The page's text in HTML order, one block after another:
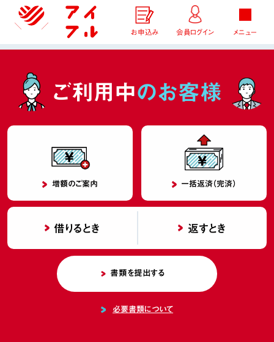
お申込み 会員ログイン メニュー
ご利用中のお客様
増額のご案内 一括返済（完済）
借りるとき 返すとき
書類を提出する
必要書類について